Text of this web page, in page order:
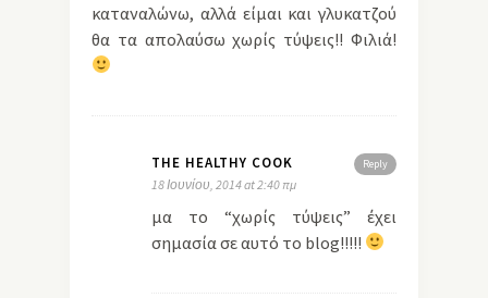
καταναλώνω, αλλά είμαι και γλυκατζού
θα τα απολαύσω χωρίς τύψεις!! Φιλιά!
Reply
THE HEALTHY COOK
18 Ιουνίου, 2014 at 2:40 πμ
μα το “χωρίς τύψεις” έχει
σημασία σε αυτό το blog!!!!!